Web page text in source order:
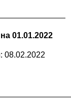
01.01.2022
08.02.2022